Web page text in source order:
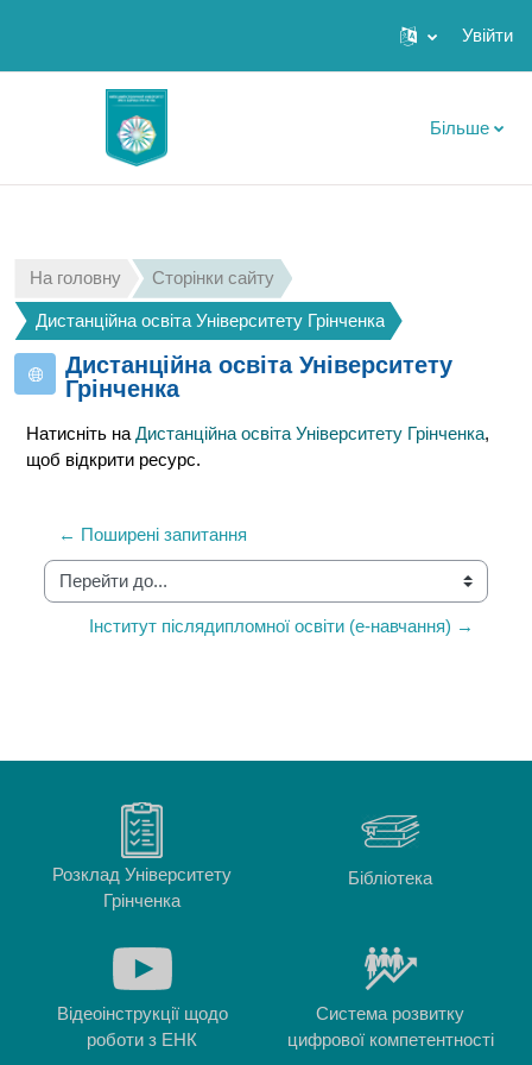
Увійти
Більше
На головну Сторінки сайту
Дистанційна освіта Університету Грінченка
Дистанційна освіта Університету
Грінченка
Натисніть наДистанційна освіта Університету Грінченка,
щоб відкрити ресурс.
← Поширені запитання
Перейти до...
Інститут післядипломної освіти (е-навчання) →
Розклад Університету
Грінченка
Бібліотека
Відеоінструкції щодо
роботи з ЕНК
Система розвитку
цифрової компетентності